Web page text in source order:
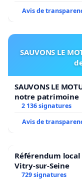
Avis de
SAUVONS LE
SAUVONS LE
notre patrimoine
2 136 signatures
Avis de
Référendum
Vitry-sur-Seine
729 signatures